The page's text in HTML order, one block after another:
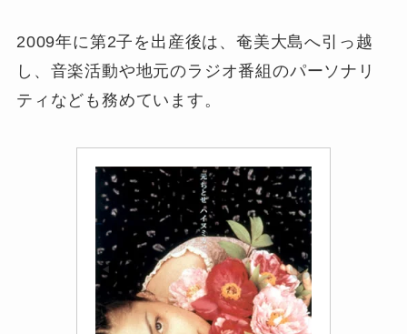
2009年に第2子を出産後は、奄美大島へ引っ越
し、音楽活動や地元のラジオ番組のパーソナリ
ティなども務めています。